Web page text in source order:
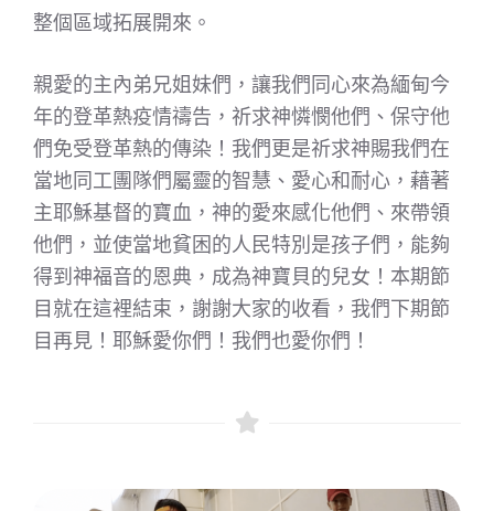
整個區域拓展開來。
親愛的主內弟兄姐妹們，讓我們同心來為緬甸今
年的登革熱疫情禱告，祈求神憐憫他們、保守他
們免受登革熱的傳染！我們更是祈求神賜我們在
當地同工團隊們屬靈的智慧、愛心和耐心，藉著
主耶穌基督的寶血，神的愛來感化他們、來帶領
他們，並使當地貧困的人民特別是孩子們，能夠
得到神福音的恩典，成為神寶貝的兒女！本期節
目就在這裡結束，謝謝大家的收看，我們下期節
目再見！耶穌愛你們！我們也愛你們！